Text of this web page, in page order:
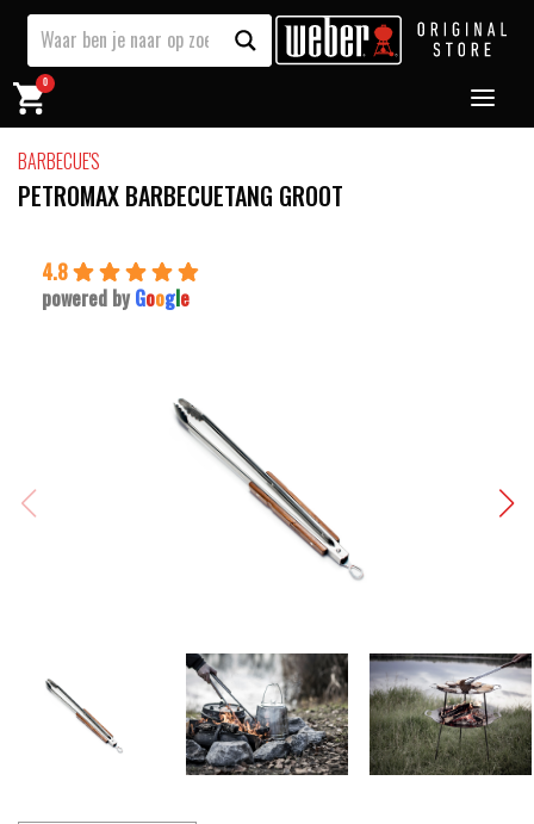
0
BARBECUE'S
PETROMAX BARBECUETANG GROOT
4.8
powered by Google